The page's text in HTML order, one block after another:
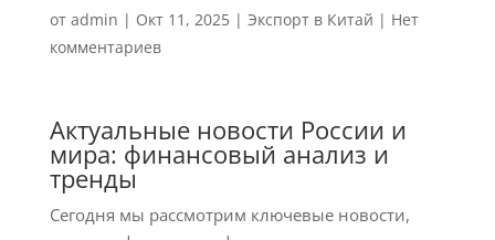
от admin | Окт 11, 2025| Экспорт в Китай | Нет
комментариев
Актуальные новости России и
мира: финансовый анализ и
тренды
Сегодня мы рассмотрим ключевые новости,